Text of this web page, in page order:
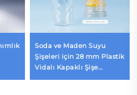
Soda ve Maden Suyu
Şişeleri için 28 mm Plastik
Vidalı Kapaklı Şişe
Kapakları PCO1810,